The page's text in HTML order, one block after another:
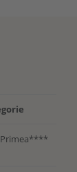
Primea****